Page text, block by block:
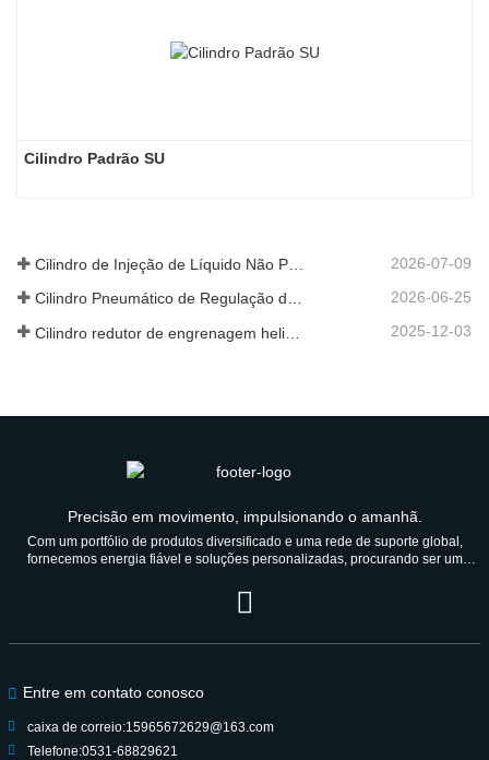
Cilindro Padrão SU
2026-07-09
Cilindro Pneumático de Regulação de Velocidade Hidráulica: Solução de Movimento Estável e Sem Choques para Equipamentos Automatizados 2026-06-25
2025-12-03
Precisão em movimento, impulsionando o amanhã.
Com um portfólio de produtos diversificado e uma rede de suporte global,
fornecemos energia fiável e soluções personalizadas, procurando ser um
Entre em contato conosco
caixa de correio:15965672629@163.com
Telefone:0531-68829621